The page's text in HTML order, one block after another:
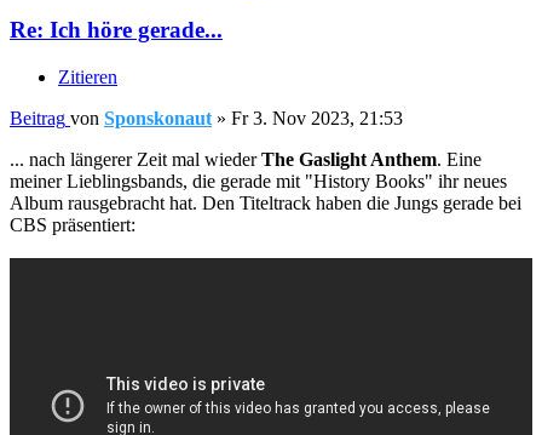
Re: Ich höre gerade...
Zitieren
Beitrag von Sponskonaut » Fr 3. Nov 2023, 21:53
... nach längerer Zeit mal wiederThe Gaslight Anthem. Eine
meiner Lieblingsbands, die gerade mit "History Books" ihr neues
Album rausgebracht hat. Den Titeltrack haben die Jungs gerade bei
CBS präsentiert: